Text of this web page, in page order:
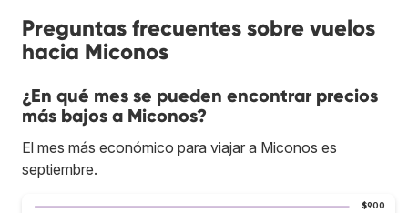
Preguntas frecuentes sobre vuelos
hacia Miconos
¿En qué mes se pueden encontrar precios
más bajos a Miconos?
El mes más económico para viajar a Miconos es
septiembre.
$900